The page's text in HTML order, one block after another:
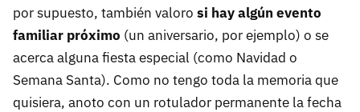
por supuesto, también valoro si hay algún evento
familiar próximo (un aniversario, por ejemplo) o se
acerca alguna fiesta especial (como Navidad o
Semana Santa). Como no tengo toda la memoria que
quisiera, anoto con un rotulador permanente la fecha